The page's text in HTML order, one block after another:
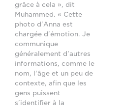
grâce à cela », dit
Muhammed. « Cette
photo d'Anna est
chargée d'émotion. Je
communique
généralement d'autres
informations, comme le
nom, l'âge et un peu de
contexte, afin que les
gens puissent
s'identifier à la